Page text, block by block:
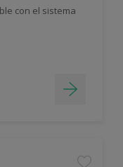
con el sistema